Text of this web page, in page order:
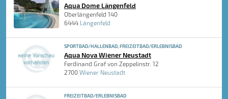
Aqua Dome Längenfeld
Oberlängenfeld 140
6444 Längenfeld
SPORTBAD/HALLENBAD, FREIZEITBAD/ERLEBNISBAD
Aqua Nova Wiener Neustadt
Ferdinand Graf von Zeppelinstr. 12
2700 Wiener Neustadt
FREIZEITBAD/ERLEBNISBAD